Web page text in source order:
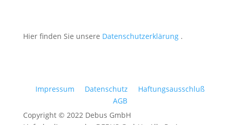
Hier finden Sie unsere Datenschutzerklärung.
Impressum Datenschutz
Haftungsausschluß
AGB
Copyright © 2022 Debus GmbH